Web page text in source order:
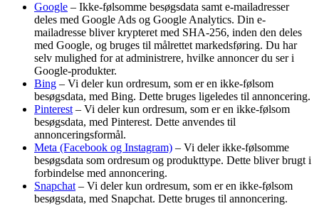
Google – Ikke-følsomme besøgsdata samt e-mailadresser
deles med Google Ads og Google Analytics. Din e-
mailadresse bliver krypteret med SHA-256, inden den deles
med Google, og bruges til målrettet markedsføring. Du har
selv mulighed for at administrere, hvilke annoncer du ser i
Google-produkter.
Bing – Vi deler kun ordresum, som er en ikke-følsom
besøgsdata, med Bing. Dette bruges ligeledes til annoncering.
Pinterest – Vi deler kun ordresum, som er en ikke-følsom
besøgsdata, med Pinterest. Dette anvendes til
annonceringsformål.
Meta (Facebook og Instagram) – Vi deler ikke-følsomme
besøgsdata som ordresum og produkttype. Dette bliver brugt i
forbindelse med annoncering.
Snapchat – Vi deler kun ordresum, som er en ikke-følsom
besøgsdata, med Snapchat. Dette bruges til annoncering.